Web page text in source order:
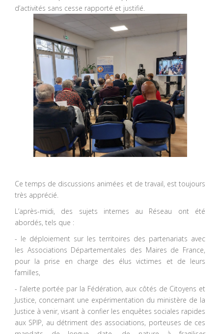
d’activités sans cesse rapporté et justifié.
Ce temps de discussions animées et de travail, est toujours
très apprécié.
L’après-midi, des sujets internes au Réseau ont été
abordés, tels que :
- le déploiement sur les territoires des partenariats avec
les Associations Départementales des Maires de France,
pour la prise en charge des élus victimes et de leurs
familles,
- l’alerte portée par la Fédération, aux côtés de Citoyens et
Justice, concernant une expérimentation du ministère de la
Justice à venir, visant à confier les enquêtes sociales rapides
aux SPIP, au détriment des associations, porteuses de ces